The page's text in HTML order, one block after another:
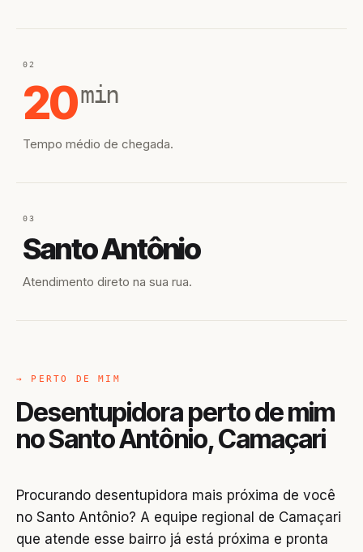
02
20min
Tempo médio de chegada.
03
Santo Antônio
Atendimento direto na sua rua.
→ PERTO DE MIM
Desentupidora perto de mim
no Santo Antônio, Camaçari
Procurando desentupidora mais próxima de você
no Santo Antônio? A equipe regional de Camaçari
que atende esse bairro já está próxima e pronta